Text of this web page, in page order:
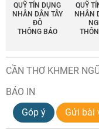
QUỸ TÍN DỤNG
NHÂN DÂN TÂY
ĐÔ
THÔNG BÁO
QUỸ
NHÂN
CẦN THƠ KHMER
BÁO IN
Góp ý
Gửi bài